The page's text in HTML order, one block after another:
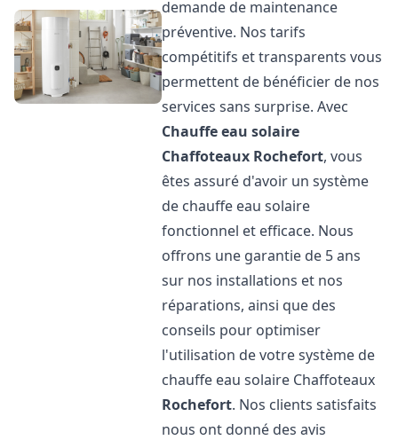
demande de maintenance
préventive. Nos tarifs
compétitifs et transparents vous
permettent de bénéficier de nos
services sans surprise. Avec
Chauffe eau solaire
Chaffoteaux Rochefort, vous
êtes assuré d'avoir un système
de chauffe eau solaire
fonctionnel et efficace. Nous
offrons une garantie de 5 ans
sur nos installations et nos
réparations, ainsi que des
conseils pour optimiser
l'utilisation de votre système de
chauffe eau solaire Chaffoteaux
Rochefort. Nos clients satisfaits
nous ont donné des avis